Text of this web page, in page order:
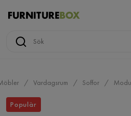
Vardagsrum Soffor
Populär